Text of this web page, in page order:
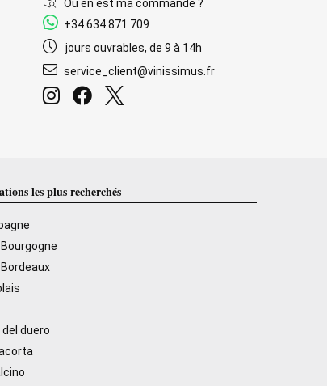
Où en est ma commande ?
+34 634 871 709
jours ouvrables, de 9 à 14h
service_client@vinissimus.fr
les plus recherchés
del duero